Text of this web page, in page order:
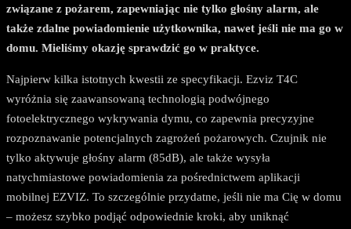
związane z pożarem, zapewniając nie tylko głośny alarm, ale
także zdalne powiadomienie użytkownika, nawet jeśli nie ma go w
domu. Mieliśmy okazję sprawdzić go w praktyce.
Najpierw kilka istotnych kwestii ze specyfikacji. Ezviz T4C
wyróżnia się zaawansowaną technologią podwójnego
fotoelektrycznego wykrywania dymu, co zapewnia precyzyjne
rozpoznawanie potencjalnych zagrożeń pożarowych. Czujnik nie
tylko aktywuje głośny alarm (85dB), ale także wysyła
natychmiastowe powiadomienia za pośrednictwem aplikacji
mobilnej EZVIZ. To szczególnie przydatne, jeśli nie ma Cię w domu
– możesz szybko podjąć odpowiednie kroki, aby uniknąć